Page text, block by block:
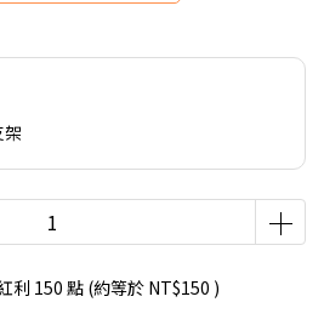
利 150 點 (約等於 NT$150 )